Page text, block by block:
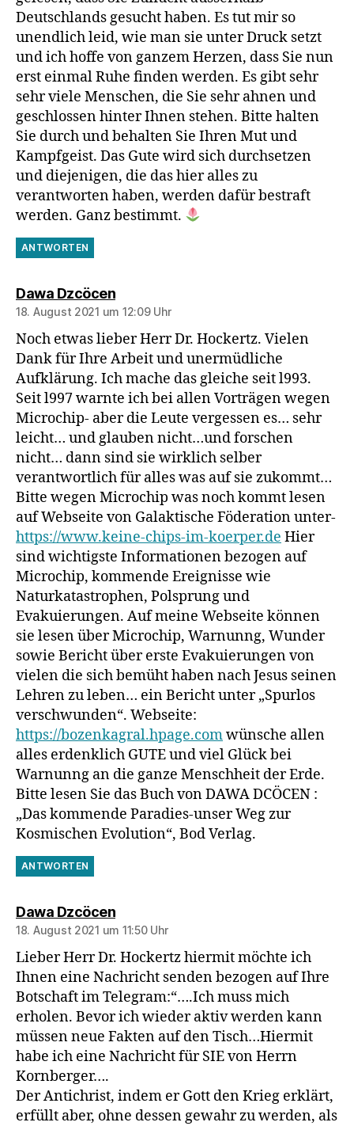
Deutschlands gesucht haben. Es tut mir so
unendlich leid, wie man sie unter Druck setzt
und ich hoffe von ganzem Herzen, dass Sie nun
erst einmal Ruhe finden werden. Es gibt sehr
sehr viele Menschen, die Sie sehr ahnen und
geschlossen hinter Ihnen stehen. Bitte halten
Sie durch und behalten Sie Ihren Mut und
Kampfgeist. Das Gute wird sich durchsetzen
und diejenigen, die das hier alles zu
verantworten haben, werden dafür bestraft
werden. Ganz bestimmt.
ANTWORTEN
Dawa Dzcöcensagt:
18. August 2021 um 12:09 Uhr
Noch etwas lieber Herr Dr. Hockertz. Vielen
Dank für Ihre Arbeit und unermüdliche
Aufklärung. Ich mache das gleiche seit l993.
Seit l997 warnte ich bei allen Vorträgen wegen
Microchip- aber die Leute vergessen es… sehr
leicht… und glauben nicht…und forschen
nicht… dann sind sie wirklich selber
verantwortlich für alles was auf sie zukommt…
Bitte wegen Microchip was noch kommt lesen
auf Webseite von Galaktische Föderation unter-
https://www.keine-chips-im-koerper.de Hier
sind wichtigste Informationen bezogen auf
Microchip, kommende Ereignisse wie
Naturkatastrophen, Polsprung und
Evakuierungen. Auf meine Webseite können
sie lesen über Microchip, Warnunng, Wunder
sowie Bericht über erste Evakuierungen von
vielen die sich bemüht haben nach Jesus seinen
Lehren zu leben… ein Bericht unter „Spurlos
verschwunden“. Webseite:
https://bozenkagral.hpage.comwünsche allen
alles erdenklich GUTE und viel Glück bei
Warnunng an die ganze Menschheit der Erde.
Bitte lesen Sie das Buch von DAWA DCÖCEN :
„Das kommende Paradies-unser Weg zur
Kosmischen Evolution“, Bod Verlag.
ANTWORTEN
Dawa Dzcöcensagt:
18. August 2021 um 11:50 Uhr
Lieber Herr Dr. Hockertz hiermit möchte ich
Ihnen eine Nachricht senden bezogen auf Ihre
Botschaft im Telegram:“….Ich muss mich
erholen. Bevor ich wieder aktiv werden kann
müssen neue Fakten auf den Tisch…Hiermit
habe ich eine Nachricht für SIE von Herrn
Kornberger….
Der Antichrist, indem er Gott den Krieg erklärt,
erfüllt aber, ohne dessen gewahr zu werden, als